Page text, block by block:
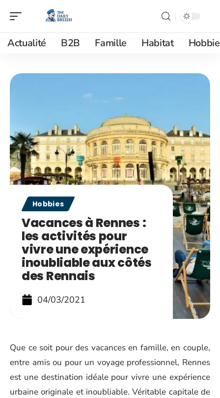
Actualité B2B Famille Habitat
Hobbies
Vacances à Rennes :
les activités pour
vivre une expérience
inoubliable aux côtés
des Rennais
04/03/2021
Que ce soit pour des vacances en famille, en couple,
entre amis ou pour un voyage professionnel, Rennes
est une destination idéale pour vivre une expérience
urbaine originale et inoubliable. Véritable capitale de